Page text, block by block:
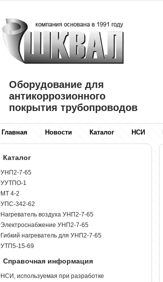
Оборудование для
антикоррозионного
покрытия трубопроводов
Главная Новости Каталог НСИ
Каталог
УНП2-7-65
УУТПО-1
МТ 4-2
УПС-342-62
Нагреватель воздуха УНП2-7-65
Электроснабжение УНП2-7-65
Гибкий нагреватель для УНП2-7-65
УТП5-15-69
Справочная информация
НСИ, используемая при разработке